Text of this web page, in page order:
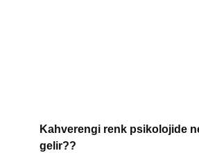
Kahverengi renk psikolojide
gelir??